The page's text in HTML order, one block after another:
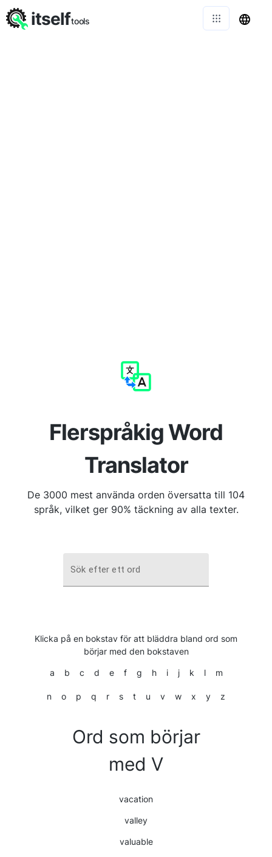
Flerspråkig Word
Translator
De 3000 mest använda orden översatta till 104
språk, vilket ger 90% täckning av alla texter.
Sök efter ett ord
Klicka på en bokstav för att bläddra bland ord som
börjar med den bokstaven
a b c d e f g h i j k l m
n o p q r s t u v w x y z
Ord som börjar
med V
vacation
valley
valuable
itselftools